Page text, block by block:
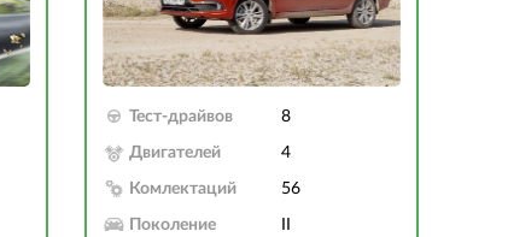
Тест-драйвов 8
Двигателей 4
Комлектаций 56
Поколение